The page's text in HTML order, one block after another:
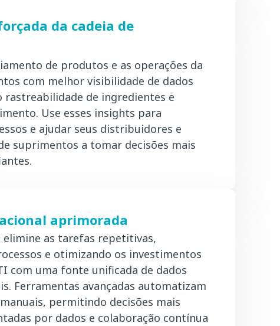
da cadeia de
de produtos e as operações da
com melhor visibilidade de dados
de ingredientes e
Use esses insights para
e ajudar seus distribuidores e
suprimentos a tomar decisões mais
aprimorada
elimine as tarefas repetitivas,
e otimizando os investimentos
com uma fonte unificada de dados
Ferramentas avançadas automatizam
permitindo decisões mais
por dados e colaboração contínua